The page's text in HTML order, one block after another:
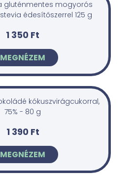
gluténmentes mogyorós
édesítőszerrel 125 g
1 350 Ft
MEGNÉZEM
kókuszvirágcukorral,
75% - 80 g
1 390 Ft
MEGNÉZEM